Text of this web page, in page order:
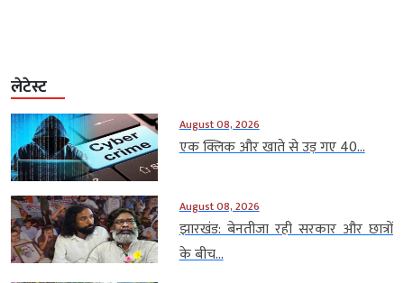
लेटेस्ट
August 08, 2026
एक क्लिक और खाते से उड़ गए 40...
August 08, 2026
झारखंड: बेनतीजा रही सरकार और छात्रों
के बीच...